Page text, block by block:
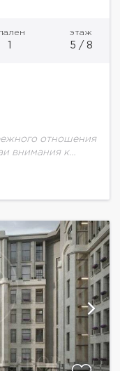
1
этаж
5 / 8
отношения
внимания к
доходного